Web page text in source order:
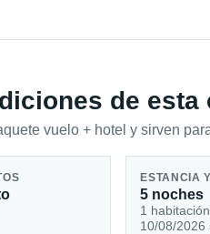
de esta
vuelo + hotel y sirven
ESTANCIA
5 noches
1
10/08/2026